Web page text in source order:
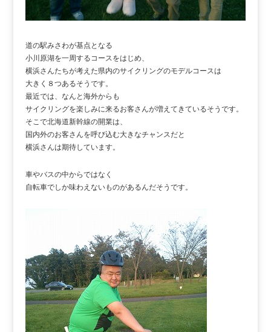
道の駅みさわが基点となる
小川原湖を一周するコースをはじめ、
横浜さんたちが考えた県内のサイクリングのモデルコースは
大きく８つあるそうです。
最近では、なんと海外からも
サイクリングを楽しみに来るお客さんが増えてきているそうです。
そこで北海道新幹線の開業は、
国内外のお客さんを呼び込む大きなチャンスだと
横浜さんは期待しています。
車やバスの中からではなく
自転車でしか味わえないものがあるんだそうです。